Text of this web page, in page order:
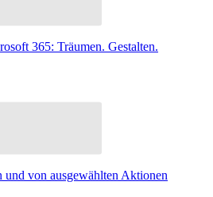
365: Träumen. Gestalten.
und von ausgewählten Aktionen